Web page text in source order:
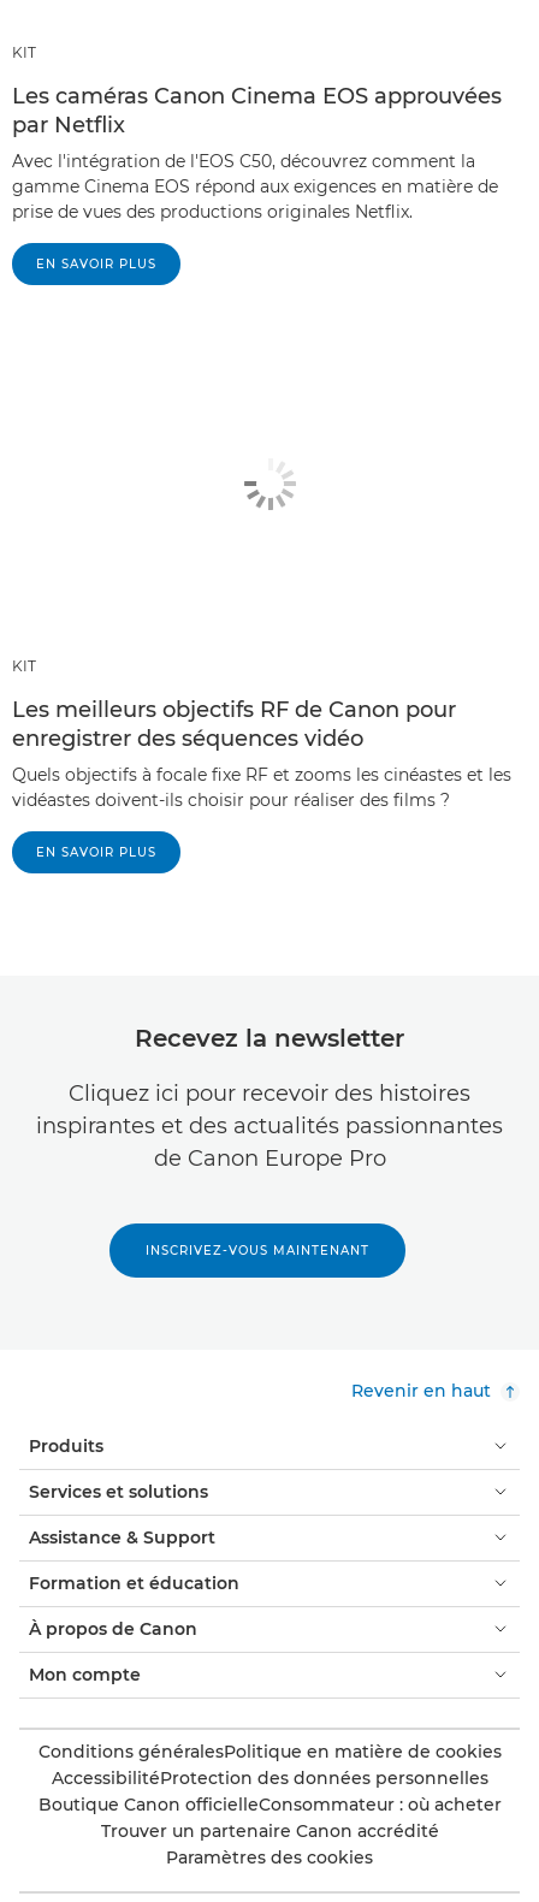
KIT
Les caméras Canon Cinema EOS approuvées
par Netflix
Avec l'intégration de l'EOS C50, découvrez comment la
gamme Cinema EOS répond aux exigences en matière de
prise de vues des productions originales Netflix.
EN SAVOIR PLUS
KIT
Les meilleurs objectifs RF de Canon pour
enregistrer des séquences vidéo
Quels objectifs à focale fixe RF et zooms les cinéastes et les
vidéastes doivent-ils choisir pour réaliser des films ?
EN SAVOIR PLUS
Recevez la newsletter
Cliquez ici pour recevoir des histoires
inspirantes et des actualités passionnantes
de Canon Europe Pro
INSCRIVEZ-VOUS MAINTENANT
Revenir en haut
Produits
Services et solutions
Assistance & Support
Formation et éducation
À propos de Canon
Mon compte
Conditions généralesPolitique en matière de cookies
AccessibilitéProtection des données personnelles
Boutique Canon officielleConsommateur : où acheter
Trouver un partenaire Canon accrédité
Paramètres des cookies